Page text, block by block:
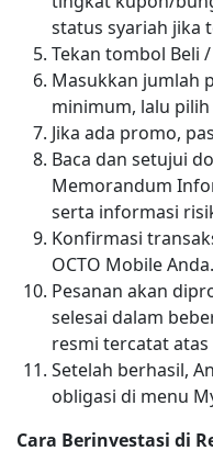
status syariah jika
Tekan tombol Beli
Masukkan jumlah
minimum, lalu
Jika ada promo,
Baca dan setujui
Memorandum
serta informasi
Konfirmasi
OCTO Mobile Anda.
Pesanan akan
selesai dalam
resmi tercatat atas
Setelah berhasil,
obligasi di menu
Cara Berinvestasi di